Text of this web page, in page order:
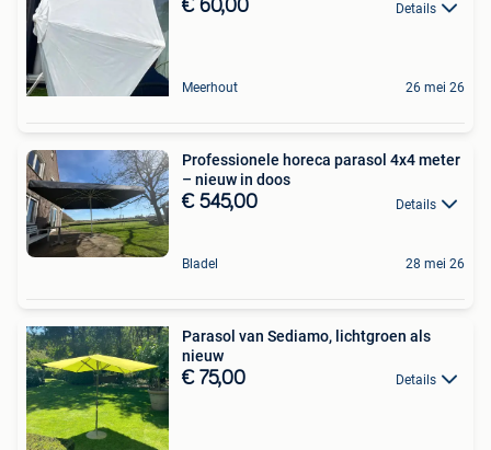
€ 60,00 Details
Meerhout 26 mei 26
Professionele horeca parasol 4x4 meter
– nieuw in doos
€ 545,00 Details
Bladel 28 mei 26
Parasol van Sediamo, lichtgroen als
nieuw
€ 75,00 Details